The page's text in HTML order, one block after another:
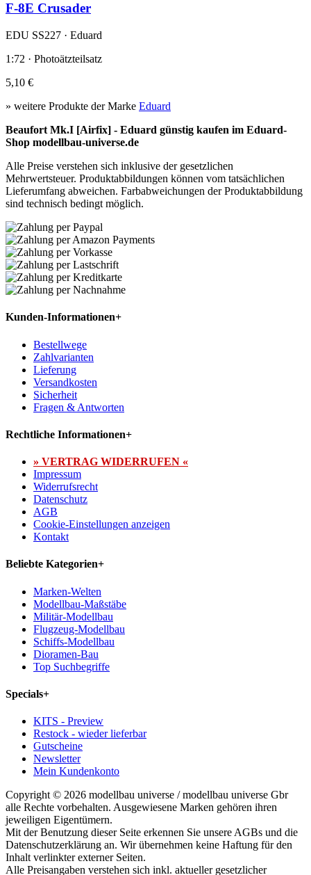
F-8E Crusader
EDU SS227 · Eduard
1:72 · Photoätzteilsatz
5,10 €
» weitere Produkte der Marke Eduard
Beaufort Mk.I [Airfix] - Eduard günstig kaufen im Eduard-
Shop modellbau-universe.de
Alle Preise verstehen sich inklusive der gesetzlichen
Mehrwertsteuer. Produktabbildungen können vom tatsächlichen
Lieferumfang abweichen. Farbabweichungen der Produktabbildung
sind technisch bedingt möglich.
Kunden-Informationen+
Bestellwege
Zahlvarianten
Lieferung
Versandkosten
Sicherheit
Fragen & Antworten
Rechtliche Informationen+
» VERTRAG WIDERRUFEN «
Impressum
Widerrufsrecht
Datenschutz
AGB
Cookie-Einstellungen anzeigen
Kontakt
Beliebte Kategorien+
Marken-Welten
Modellbau-Maßstäbe
Militär-Modellbau
Flugzeug-Modellbau
Schiffs-Modellbau
Dioramen-Bau
Top Suchbegriffe
Specials+
KITS - Preview
Restock - wieder lieferbar
Gutscheine
Newsletter
Mein Kundenkonto
Copyright © 2026 modellbau universe / modellbau universe Gbr
alle Rechte vorbehalten. Ausgewiesene Marken gehören ihren
jeweiligen Eigentümern.
Mit der Benutzung dieser Seite erkennen Sie unsere AGBs und die
Datenschutzerklärung an. Wir übernehmen keine Haftung für den
Inhalt verlinkter externer Seiten.
Alle Preisangaben verstehen sich inkl. aktueller gesetzlicher